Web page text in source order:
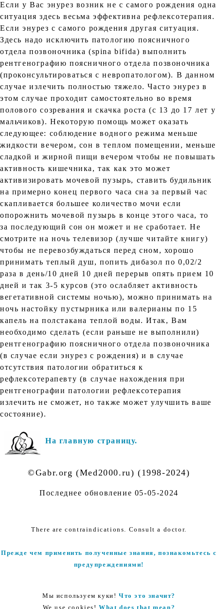
Если у Вас энурез возник не с самого рождения одна
ситуация здесь весьма эффективна рефлексотерапия.
Если энурез с самого рождения другая ситуация.
Здесь надо исключить патологию поясничного
отдела позвоночника (spina bifida) выполнить
рентгенографию поясничного отдела позвоночника
(проконсультироваться с невропатологом). В данном
случае излечить полностью тяжело. Часто энурез в
этом случае проходит самостоятельно во время
полового созревания и скачка роста (с 13 до 17 лет у
мальчиков). Некоторую помощь может оказать
следующее: соблюдение водного режима меньше
жидкости вечером, сон в теплом помещении, меньше
сладкой и жирной пищи вечером чтобы не повышать
активность кишечника, так как это может
активизировать мочевой пузырь, ставить будильник
на примерно конец первого часа сна за первый час
скапливается большее количество мочи если
опорожнить мочевой пузырь в конце этого часа, то
за последующий сон он может и не сработает. Не
смотрите на ночь телевизор (лучше читайте книгу)
чтобы не перевозбуждаться перед сном, хорошо
принимать теплый душ, попить дибазол по 0,02/2
раза в день/10 дней 10 дней перерыв опять прием 10
дней и так 3-5 курсов (это ослабляет активность
вегетативной системы ночью), можно принимать на
ночь настойку пустырника или валерианы по 15
капель на полстакана теплой воды. Итак, Вам
необходимо сделать (если раньше не выполнили)
рентгенографию поясничного отдела позвоночника
(в случае если энурез с рождения) и в случае
отсутствия патологии обратиться к
рефлексотерапевту (в случае нахождения при
рентгенографии патологии рефлексотерапия
излечить не сможет, но также может улучшить ваше
состояние).
На главную страницу.
©Gabr.org (Med2000.ru) (1998-2024)
Последнее обновление 05-05-2024
There are contraindications. Consult a doctor.
Прежде чем применить полученные знания, познакомьтесь с
предупреждениями!
Мы используем куки! Что это значит?
We use cookies!What does that mean?